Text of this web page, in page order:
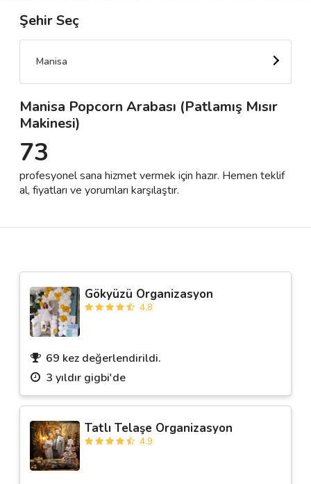
🎈 Biz Kimiz?
🌟 Müşteri Değerlendirmeleri
Kariyer
Blog
Şehir Seç
Manisa
Manisa Popcorn Arabası (Patlamış Mısır
Makinesi)
73
profesyonel sana hizmet vermek için hazır. Hemen teklif
al, fiyatları ve yorumları karşılaştır.
Gökyüzü Organizasyon
4.8
69 kez değerlendirildi.
3 yıldır gigbi'de
Tatlı Telaşe Organizasyon
4.9